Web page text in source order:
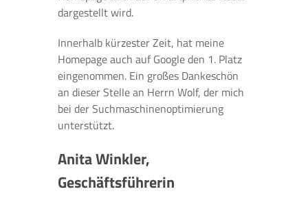
dargestellt wird.
Innerhalb kürzester Zeit, hat meine
Homepage auch auf Google den 1. Platz
eingenommen. Ein großes Dankeschön
an dieser Stelle an Herrn Wolf, der mich
bei der Suchmaschinenoptimierung
unterstützt.
Anita Winkler,
Geschäftsführerin